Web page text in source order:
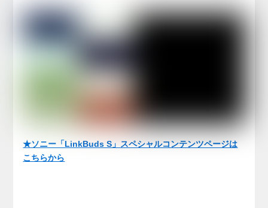
★ソニー「LinkBuds S」スペシャルコンテンツページは
こちらから